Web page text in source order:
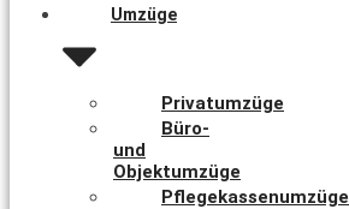
Umzüge
Privatumzüge
Büro-
und
Objektumzüge
Pflegekassenumzüge